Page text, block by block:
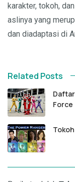
karakter, tokoh,
aslinya yang
dan diadaptasi di
Related Posts
Force